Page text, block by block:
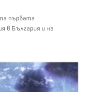
първата
в България и на